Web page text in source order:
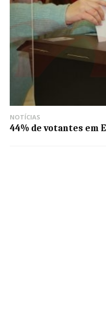
NOTÍCIAS
44% de votantes em